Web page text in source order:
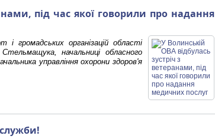
під час якої говорили про надання
громадських організацій області
начальниці обласного
управління охорони здоров'я